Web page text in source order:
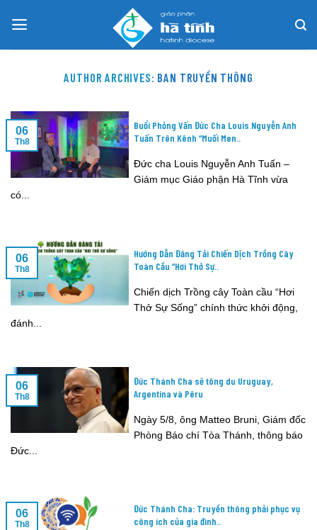
AUTHOR ARCHIVES: BAN TRUYỀN THÔNG
Buổi Phỏng Vấn Đức Cha Louis Nguyễn Anh
Tuấn Trên Kênh “Muối Men..
Đức cha Louis Nguyễn Anh Tuấn –
Giám mục Giáo phận Hà Tĩnh vừa
có...
06
Th8
Hướng Dẫn Đăng Tải Chiến Dịch Trồng Cây
Toàn Cầu “Hơi Thở Sự..
Chiến dịch Trồng cây Toàn cầu “Hơi
Thở Sự Sống” chính thức khởi động,
đánh...
06
Th8
Đức Thánh Cha sẽ tông du Uruguay,
Argentina và Pêru
Ngày 5/8, ông Matteo Bruni, Giám đốc
Phòng Báo chí Tòa Thánh, thông báo
Đức...
06
Th8
Đức Thánh Cha: Truyền thông phải phục vụ
công ích của gia đình..
06
Th8